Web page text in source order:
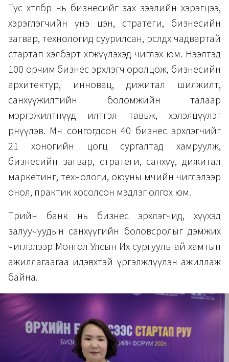
Тус хөтөлбөр нь бизнесийг зах зээлийн хэрэгцээ,
хэрэглэгчийн үнэ цэн, стратеги, бизнесийн
загвар, технологид суурилсан, өрсөлдөх чадвартай
стартап хэлбэрт хөгжүүлэхэд чиглэх юм. Нээлтэд
100 орчим бизнес эрхлэгч оролцож, бизнесийн
архитектур, инновац, дижитал шилжилт,
санхүүжилтийн боломжийн талаар
мэргэжилтнүүд илтгэл тавьж, хэлэлцүүлэг
өрнүүлэв. Мөн сонгогдсон 40 бизнес эрхлэгчийг
21 хоногийн цогц сургалтад хамруулж,
бизнесийн загвар, стратеги, санхүү, дижитал
маркетинг, технологи, оюуны өмчийн чиглэлээр
онол, практик хосолсон мэдлэг олгох юм.
Төрийн банк нь бизнес эрхлэгчид, хүүхэд
залуучуудын санхүүгийн боловсролыг дэмжих
чиглэлээр Монгол Улсын Их сургуультай хамтын
ажиллагаагаа идэвхтэй үргэлжлүүлэн ажиллаж
байна.